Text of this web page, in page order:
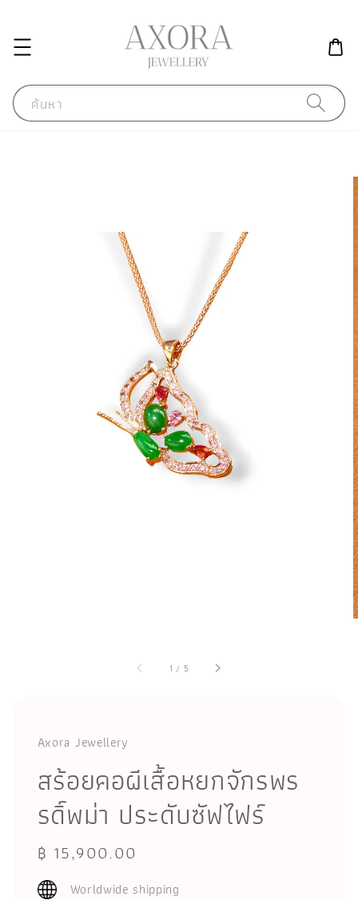
ค้นหา
1 / 5
Axora Jewellery
สร้อยคอผีเสื้อหยกจักรพร
รดิ์พม่า ประดับซัฟไฟร์
Regular
price
฿ 15,900.00
Worldwide shipping